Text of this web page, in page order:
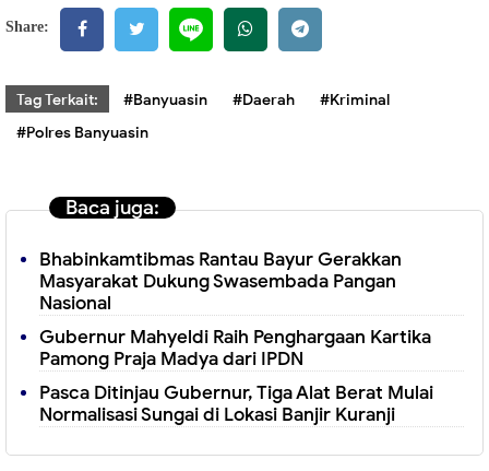
Share:
Tag Terkait: #Banyuasin #Daerah
#Kriminal
#Polres Banyuasin
Baca juga:
Bhabinkamtibmas Rantau Bayur Gerakkan
Masyarakat Dukung Swasembada Pangan
Nasional
Gubernur Mahyeldi Raih Penghargaan Kartika
Pamong Praja Madya dari IPDN
Pasca Ditinjau Gubernur, Tiga Alat Berat Mulai
Normalisasi Sungai di Lokasi Banjir Kuranji